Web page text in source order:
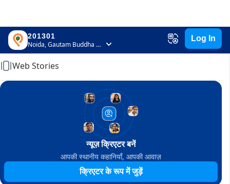
201301
Noida, Gautam Buddha Nagar, Uttar Pradesh
Log In
Home
Web Stories
न्यूज़ क्रिएटर बनें
आपकी स्थानीय कहानियाँ, आपकी आवाज़
क्रिएटर के रूप में जुड़ें